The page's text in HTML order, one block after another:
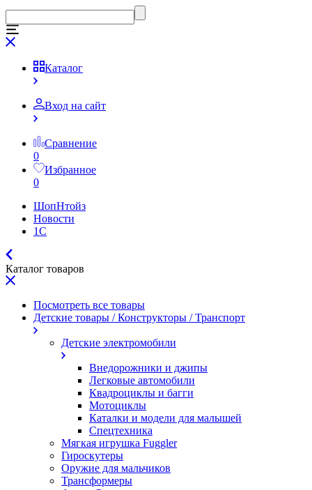
Каталог
Вход на сайт
Сравнение
0
Избранное
0
ШопНтойз
Новости
1C
Каталог товаров
Посмотреть все товары
Детские товары / Конструкторы / Транспорт
Детские электромобили
Внедорожники и джипы
Легковые автомобили
Квадроциклы и багги
Мотоциклы
Каталки и модели для малышей
Спецтехника
Мягкая игрушка Fuggler
Гироскутеры
Оружие для мальчиков
Трансформеры